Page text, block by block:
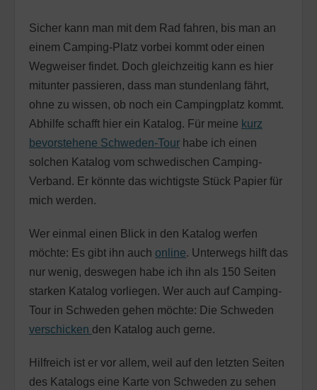
Sicher kann man mit dem Rad fahren, bis man an
einem Camping-Platz vorbei kommt oder einen
Wegweiser findet. Doch gleichzeitig kann es hier
mitunter passieren, dass man stundenlang fährt,
ohne zu wissen, ob noch ein Campingplatz kommt.
Abhilfe schafft hier ein Katalog. Für meine kurz
bevorstehene Schweden-Tour habe ich einen
solchen Katalog vom schwedischen Camping-
Verband. Er könnte das wichtigste Stück Papier für
mich werden.
Wer einmal einen Blick in den Katalog werfen
möchte: Es gibt ihn auch online. Unterwegs hilft das
nur wenig, deswegen habe ich ihn als 150 Seiten
starken Katalog vorliegen. Wer auch auf Camping-
Tour in Schweden gehen möchte: Die Schweden
verschicken den Katalog auch gerne.
Hilfreich ist er vor allem, weil auf den letzten Seiten
des Katalogs eine Karte von Schweden zu sehen